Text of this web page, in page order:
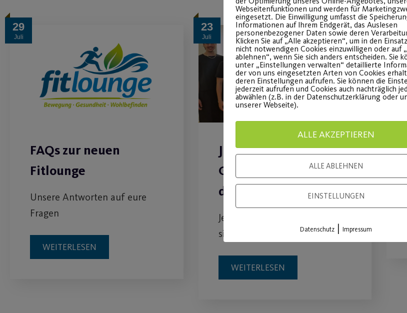
29
Juli
FAQs zur neuen
Fitlounge
Unsere Antworten auf eure
Fragen
WEITERLESEN
23
Juli
JEDER MENSCH –
Große Tanzshows in
der Stadthalle Fürth!
Jetzt noch schnell Tickets
sichern!
WEITERLESEN
22
Juli
Webseitenfunktionen und werden für
eingesetzt. Die Einwilligung umfasst die
Informationen auf Ihrem Endgerät, das Auslesen
personenbezogener Daten sowie deren
Klicken Sie auf „Alle akzeptieren“, um in den
nicht notwendigen Cookies einzuwilligen oder auf
ablehnen“, wenn Sie sich anders entscheiden. Sie
unter „Einstellungen verwalten“ detaillierte
der von uns eingesetzten Arten von Cookies
deren Einstellungen aufrufen. Sie können die
jederzeit aufrufen und Cookies auch nachträglich
abwählen (z.B. in der Datenschutzerklärung oder
unserer Webseite).
ALLE AKZEPTIEREN
ALLE ABLEHNEN
EINSTELLUNGEN
Datenschutz | Impressum